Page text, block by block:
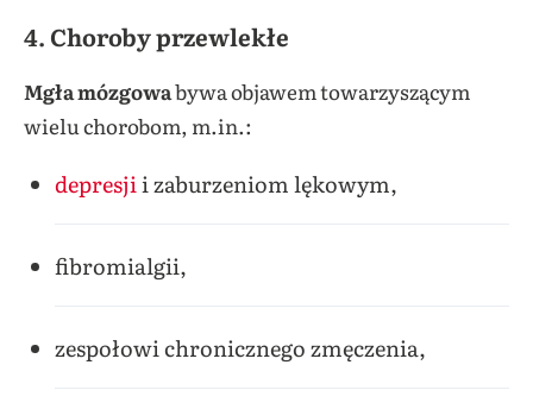
4. Choroby przewlekłe
Mgła mózgowabywa objawem towarzyszącym
wielu chorobom, m.in.:
depresjii zaburzeniom lękowym,
fibromialgii,
zespołowi chronicznego zmęczenia,